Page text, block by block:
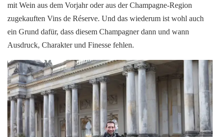
mit Wein aus dem Vorjahr oder aus der Champagne-Region
zugekauften Vins de Réserve. Und das wiederum ist wohl auch
ein Grund dafür, dass diesem Champagner dann und wann
Ausdruck, Charakter und Finesse fehlen.